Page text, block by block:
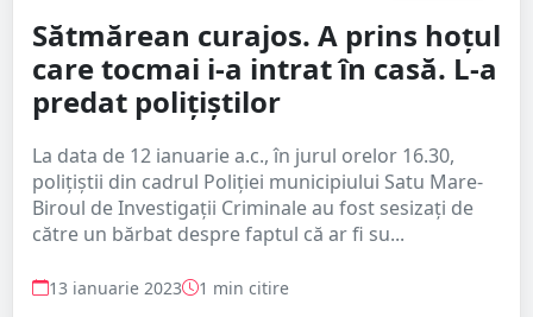
Sătmărean curajos. A prins hoțul
care tocmai i-a intrat în casă. L-a
predat polițiștilor
La data de 12 ianuarie a.c., în jurul orelor 16.30,
polițiștii din cadrul Poliției municipiului Satu Mare-
Biroul de Investigații Criminale au fost sesizați de
către un bărbat despre faptul că ar fi su...
13 ianuarie 2023 1 min citire